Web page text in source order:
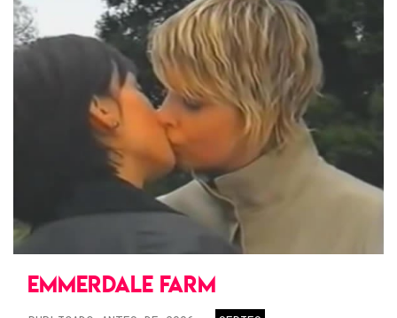
EMMERDALE FARM